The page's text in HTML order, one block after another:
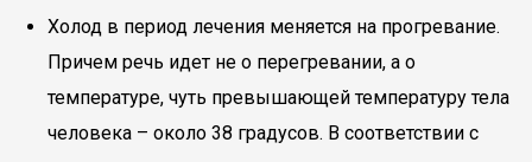
Холод в период лечения меняется на прогревание.
Причем речь идет не о перегревании, а о
температуре, чуть превышающей температуру тела
человека – около 38 градусов. В соответствии с